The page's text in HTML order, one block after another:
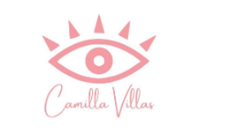
conteúdo